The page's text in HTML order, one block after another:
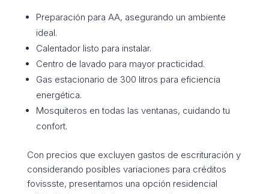
Preparación para AA, asegurando un ambiente
ideal.
Calentador listo para instalar.
Centro de lavado para mayor practicidad.
Gas estacionario de 300 litros para eficiencia
energética.
Mosquiteros en todas las ventanas, cuidando tu
confort.
Con precios que excluyen gastos de escrituración y
considerando posibles variaciones para créditos
fovissste, presentamos una opción residencial